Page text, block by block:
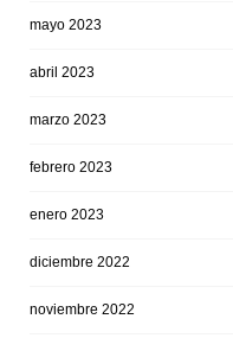
mayo 2023
abril 2023
marzo 2023
febrero 2023
enero 2023
diciembre 2022
noviembre 2022